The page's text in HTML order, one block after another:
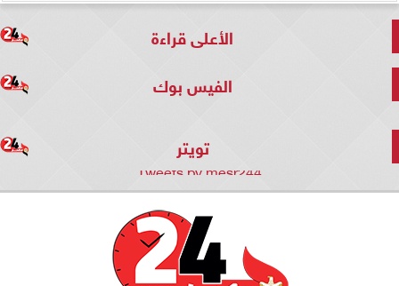
الأعلى قراءة
الفيس بوك
تويتر
Tweets by mesr244